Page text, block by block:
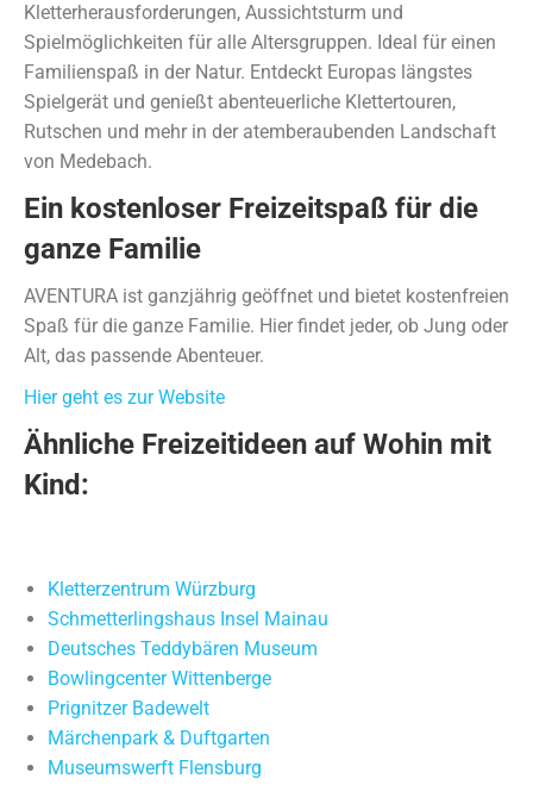
Kletterherausforderungen, Aussichtsturm und
Spielmöglichkeiten für alle Altersgruppen. Ideal für einen
Familienspaß in der Natur. Entdeckt Europas längstes
Spielgerät und genießt abenteuerliche Klettertouren,
Rutschen und mehr in der atemberaubenden Landschaft
von Medebach.
Ein kostenloser Freizeitspaß für die
ganze Familie
AVENTURA ist ganzjährig geöffnet und bietet kostenfreien
Spaß für die ganze Familie. Hier findet jeder, ob Jung oder
Alt, das passende Abenteuer.
Hier geht es zur Website
Ähnliche Freizeitideen auf Wohin mit
Kind:
Kletterzentrum Würzburg
Schmetterlingshaus Insel Mainau
Deutsches Teddybären Museum
Bowlingcenter Wittenberge
Prignitzer Badewelt
Märchenpark & Duftgarten
Museumswerft Flensburg